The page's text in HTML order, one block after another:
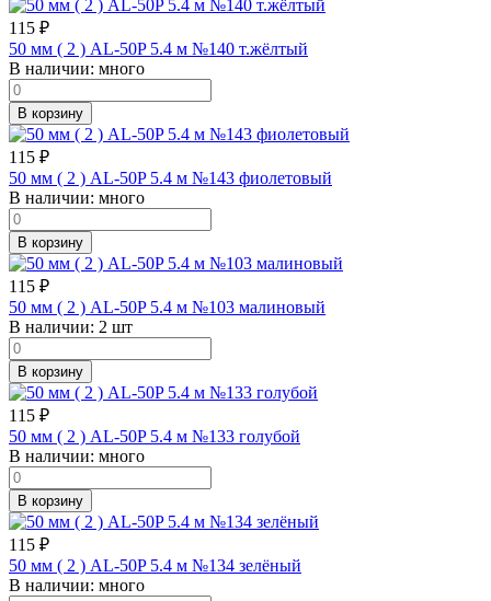
115 ₽
50 мм ( 2 ) AL-50P 5.4 м №140 т.жёлтый
В наличии: много
В корзину
115 ₽
50 мм ( 2 ) AL-50P 5.4 м №143 фиолетовый
В наличии: много
В корзину
115 ₽
50 мм ( 2 ) AL-50P 5.4 м №103 малиновый
В наличии: 2 шт
В корзину
115 ₽
50 мм ( 2 ) AL-50P 5.4 м №133 голубой
В наличии: много
В корзину
115 ₽
50 мм ( 2 ) AL-50P 5.4 м №134 зелёный
В наличии: много